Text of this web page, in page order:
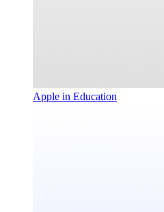
Apple in Education